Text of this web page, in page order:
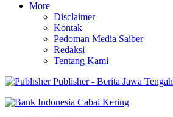
More
Disclaimer
Kontak
Pedoman Media Saiber
Redaksi
Tentang Kami
Publisher - Berita Jawa Tengah